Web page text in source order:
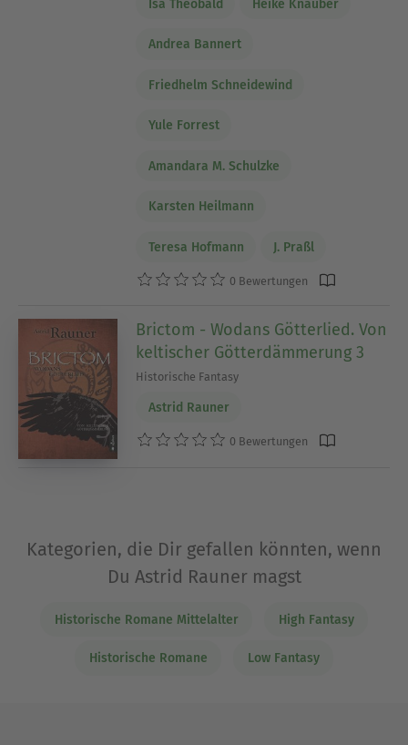
Isa Theobald Heike Knauber
Andrea Bannert
Friedhelm Schneidewind
Yule Forrest
Amandara M. Schulzke
Karsten Heilmann
Teresa Hofmann J. Praßl
0 Bewertungen
Brictom - Wodans Götterlied. Von
keltischer Götterdämmerung 3
Historische Fantasy
Astrid Rauner
0 Bewertungen
Kategorien, die Dir gefallen könnten, wenn
Du Astrid Rauner magst
Historische Romane Mittelalter High Fantasy
Historische Romane Low Fantasy